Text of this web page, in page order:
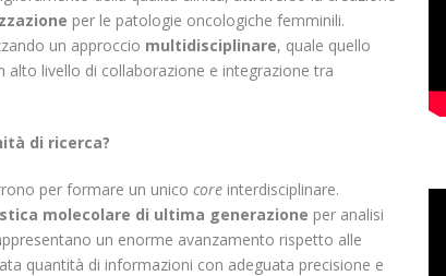
per le patologie oncologiche femminili.
un approccio multidisciplinare, quale quello
alto livello di collaborazione e integrazione tra
di ricerca?
per formare un unico core interdisciplinare.
molecolare di ultima generazione per analisi
un enorme avanzamento rispetto alle
quantità di informazioni con adeguata precisione e